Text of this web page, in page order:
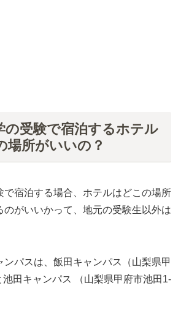
の受験で宿泊するホテル
場所がいいの？
で宿泊する場合、ホテルはどこの場所
のがいいかって、地元の受験生以外は
ンパスは、飯田キャンパス（山梨県甲
池田キャンパス （山梨県甲府市池田1-